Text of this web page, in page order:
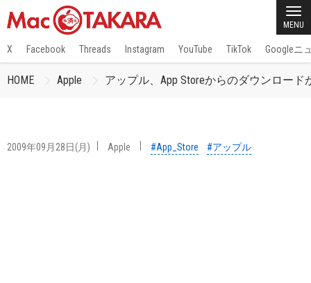
MENU
X Facebook Threads Instagram YouTube TikTok Googleニ
HOME Apple アップル、App Storeからのダウンロー
2009年09月28日(月) Apple #App_Store #アップル